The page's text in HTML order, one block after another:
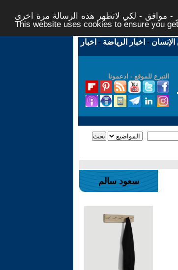
- موافق - لكي لاتظهر هذه الرسالة مرة اخرى -
This website uses cookies to ensure you
الإنسان - اخبار الرياضة - اخبار
التبرع للموقع - ادعمونا
سعود سالم